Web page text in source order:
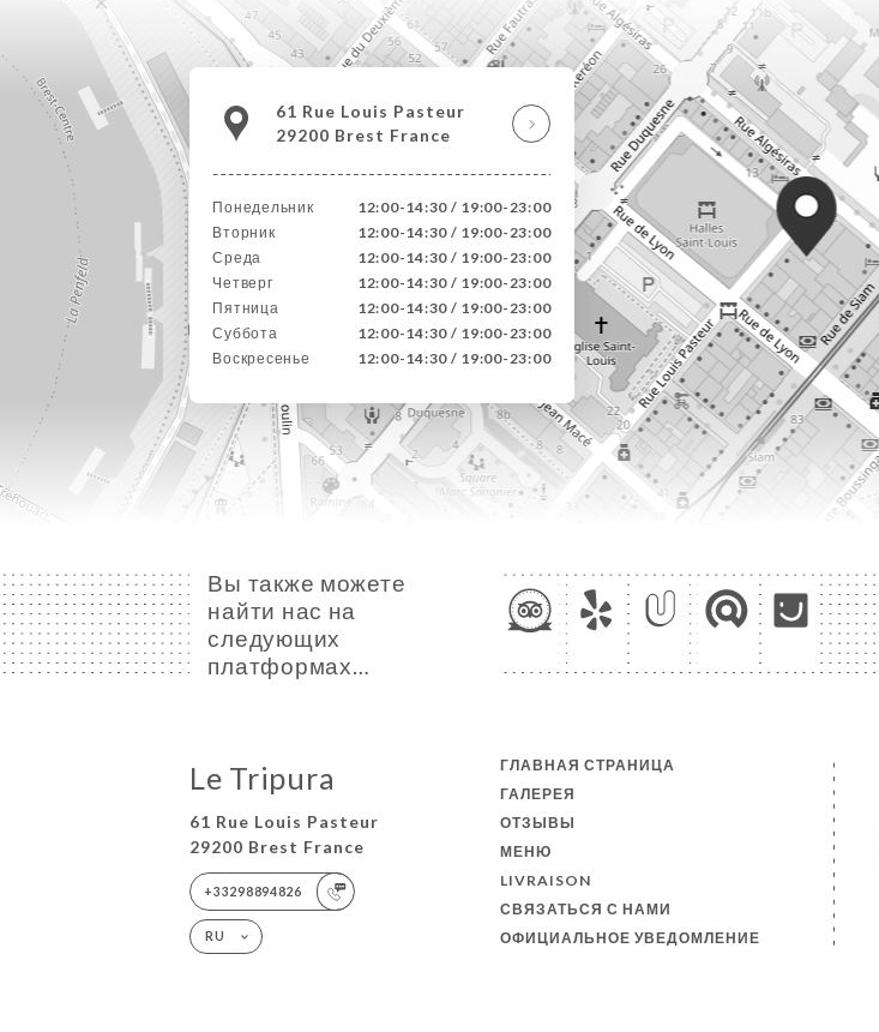
61 Rue Louis Pasteur
29200 Brest France
Понедельник
12:00-14:30 / 19:00-23:00
Вторник
12:00-14:30 / 19:00-23:00
Среда
12:00-14:30 / 19:00-23:00
Четверг
12:00-14:30 / 19:00-23:00
Пятница
12:00-14:30 / 19:00-23:00
Суббота
12:00-14:30 / 19:00-23:00
Воскресенье
12:00-14:30 / 19:00-23:00
Вы также можете
найти нас на
следующих
платформах…
Le Tripura
61 Rue Louis Pasteur
29200 Brest France
+33298894826
RU
ГЛАВНАЯ СТРАНИЦА
ГАЛЕРЕЯ
ОТЗЫВЫ
МЕНЮ
LIVRAISON
СВЯЗАТЬСЯ С НАМИ
ОФИЦИАЛЬНОЕ УВЕДОМЛЕНИЕ